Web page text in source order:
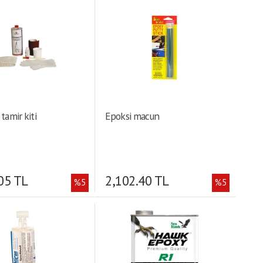
3.3 • Ölçü: C1-S3 / 5,48
(25°C de): 65-75 KU
kürlenme: 20-24
 Galon: 4.16 kg • Pik
cm²): 545.54 • Kırılma
(25°C de): 40-50 dak • 6 mik.
kalınlıkta full kürlenme: 4-9 gün •
Sertlik derecesi: 82 • Pik uzama
(cm): 0.025 • Ağırlıkça karıştırma:
3.6 : 1 • 6 mik. kalınlıkta dokunma
kuruluğuna ulaşma: 3-4 saat • Min.
Uygulama sıcaklığı: 21°
tamir kiti
TL %5
Epoksi macun
2,102.40 TL %5